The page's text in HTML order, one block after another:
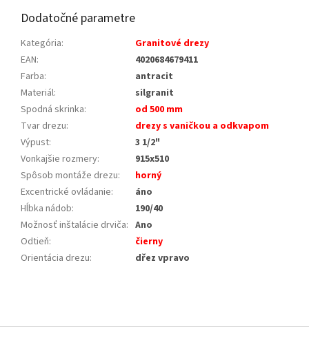
Dodatočné parametre
Kategória:
Granitové drezy
EAN:
4020684679411
Farba:
antracit
Materiál:
silgranit
Spodná skrinka:
od 500 mm
Tvar drezu:
drezy s vaničkou a odkvapom
Výpust:
3 1/2"
Vonkajšie rozmery:
915x510
Spôsob montáže drezu:
horný
Excentrické ovládanie:
áno
Hĺbka nádob:
190/40
Možnosť inštalácie drviča: Ano
Odtieň:
čierny
Orientácia drezu: dřez vpravo
á